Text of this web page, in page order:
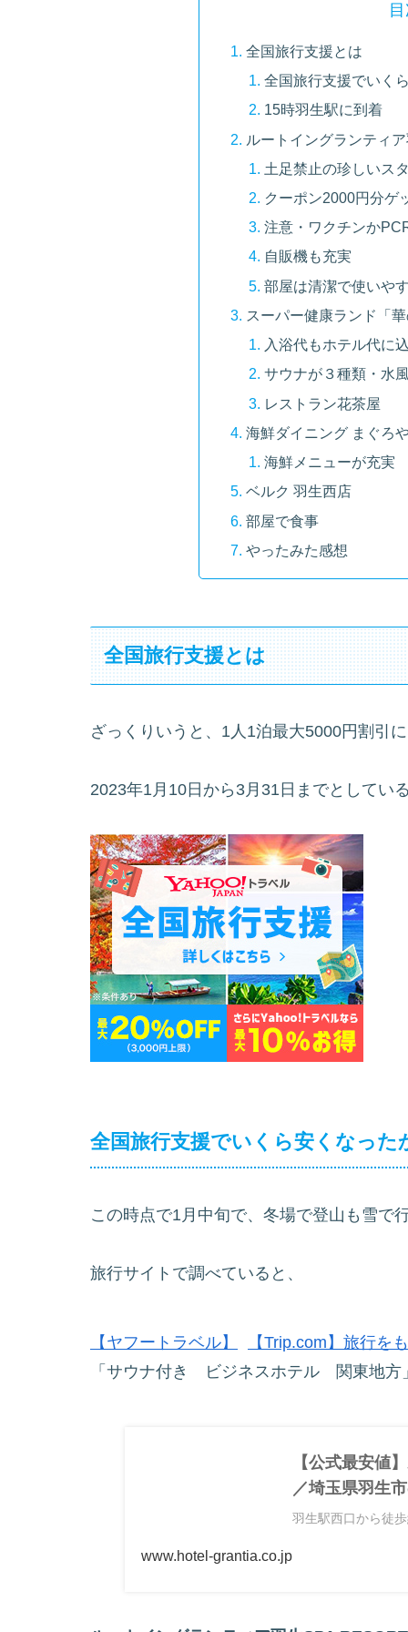
全国旅行支援とは
全国旅行支援でいく
15時羽生駅に到着
ルートイングランティ
土足禁止の珍しいス
クーポン2000円分ゲ
注意・ワクチンか
自販機も充実
部屋は清潔で使いや
スーパー健康ランド「
入浴代もホテル代に
サウナが３種類・水
レストラン花茶屋
海鮮ダイニング まぐろ
海鮮メニューが充実
ベルク 羽生西店
部屋で食事
やったみた感想
全国旅行支援とは
ざっくりいうと、1人1泊最大5000円割引
2023年1月10日から3月31日までとしてい
全国旅行支援でいくら安くなった
この時点で1月中旬で、冬場で登山も雪で
旅行サイトで調べていると、
【ヤフートラベル】
【Trip.com】旅行を
「サウナ付き ビジネスホテル 関東地方
【公式最安値
／埼玉県羽生
羽生駅西口から徒
www.hotel-grantia.co.jp